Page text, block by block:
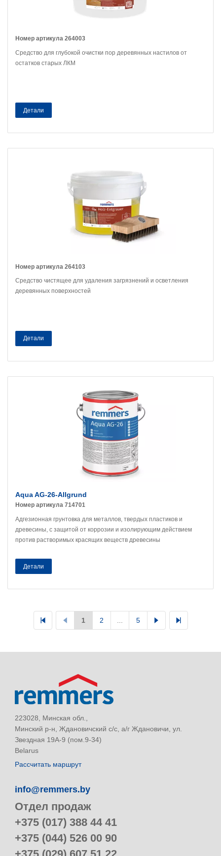
Номер артикула 264003
Средство для глубокой очистки пор деревянных настилов от
остатков старых ЛКМ
Детали
Номер артикула 264103
Средство чистящее для удаления загрязнений и осветления
деревянных поверхностей
Детали
Aqua AG-26-Allgrund
Номер артикула 714701
Адгезионная грунтовка для металлов, твердых пластиков и
древесины, с защитой от коррозии и изолирующим действием
против растворимых красящих веществ древесины
Детали
1 2 ... 5
223028, Минская обл.,
Минский р-н, Ждановичский с/с, а/г Ждановичи, ул.
Звездная 19А-9 (пом.9-34)
Belarus
Рассчитать маршрут
info@remmers.by
Отдел продаж
+375 (017) 388 44 41
+375 (044) 526 00 90